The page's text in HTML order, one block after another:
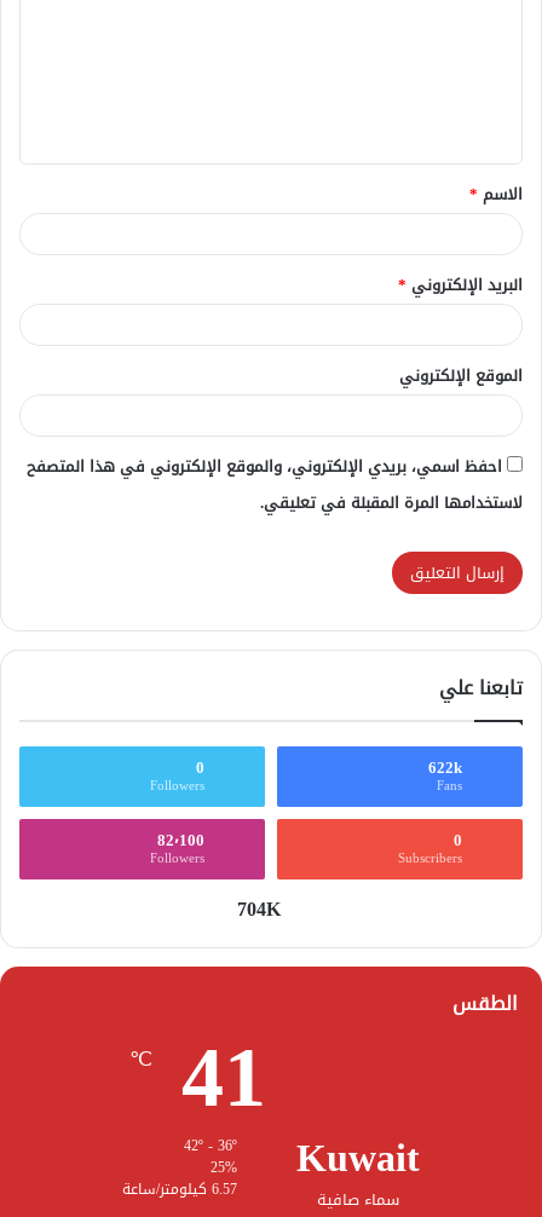
ق
*
الاسم *
البريد الإلكتروني *
الموقع الإلكتروني
احفظ اسمي، بريدي الإلكتروني، والموقع الإلكتروني في هذا المتصفح
لاستخدامها المرة المقبلة في تعليقي.
تابعنا علي
622k
Fans
0
Followers
0
Subscribers
82٬100
Followers
704K
الطقس
Kuwait
سماء صافية
41
℃
25%
6.57 كيلومتر/ساعة